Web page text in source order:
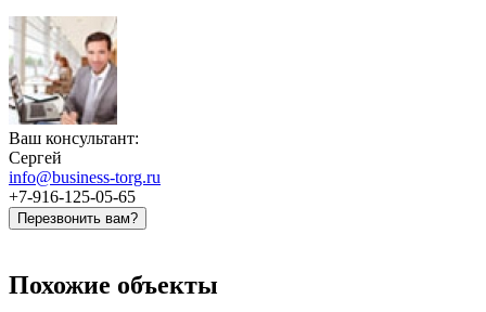
Ваш консультант:
Сергей
info@business-torg.ru
+7-916-125-05-65
Перезвонить вам?
Похожие объекты